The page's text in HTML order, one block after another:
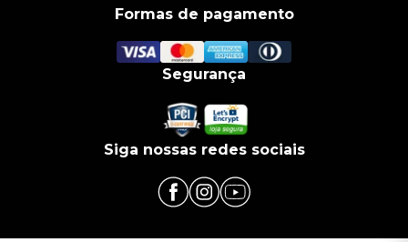
Formas de pagamento
Segurança
Siga nossas redes sociais